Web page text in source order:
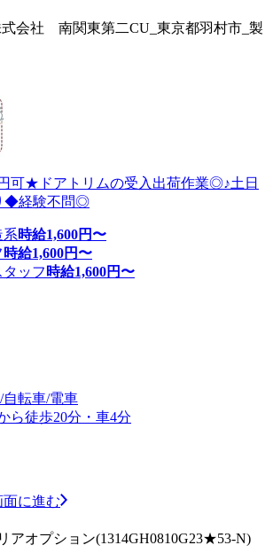
会社 南関東第二CU_東京都羽村市_製
可★ドアトリムの受入出荷作業◎♪土日
◆経験不問◎
系時給1,600円〜
時給1,600円〜
ッフ 時給1,600円〜
転車/電車
ら徒歩20分・車4分
面に進む
アオプション(1314GH0810G23★53-N)